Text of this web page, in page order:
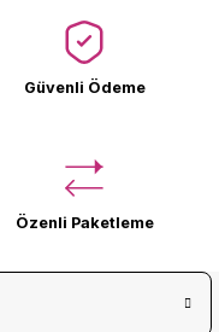
Güvenli Ödeme
Özenli Paketleme